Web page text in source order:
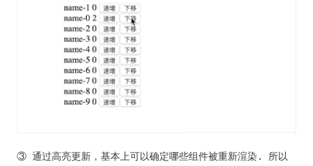
③ 通过高亮更新，基本上可以确定哪些组件被重新渲染. 所以